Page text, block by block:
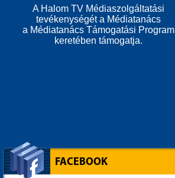
A Halom TV Médiaszolgáltatási
tevékenységét a Médiatanács
a Médiatanács Támogatási Program
keretében támogatja.
FACEBOOK